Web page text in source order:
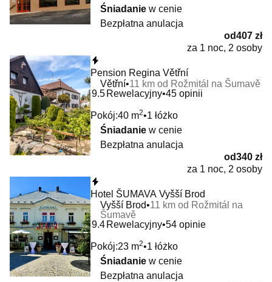
Śniadanie w cenie
Bezpłatna anulacja
od407 zł
za 1 noc, 2 osoby
Pension Regina Větřní
Větřní 11 km od Rožmitál na Šumavě
9.5 Rewelacyjny 45 opinii
Pokój:40 m2 1 łóżko
Śniadanie w cenie
Bezpłatna anulacja
od340 zł
za 1 noc, 2 osoby
Hotel ŠUMAVA Vyšší Brod
Vyšší Brod 11 km od Rožmitál na
Šumavě
9.4 Rewelacyjny 54 opinie
Pokój:23 m2 1 łóżko
Śniadanie w cenie
Bezpłatna anulacja